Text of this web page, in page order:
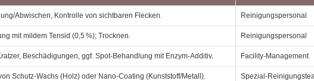
Abwischen, Kontrolle von sichtbaren Flecken. Reinigungspersonal
mit mildem Tensid (0,5 %); Trocknen. Reinigungspersonal
Beschädigungen, ggf. Spot‑Behandlung mit Enzym‑Additiv. Facility‑Management
Schutz‑Wachs (Holz) oder Nano‑Coating (Kunststoff/Metall).